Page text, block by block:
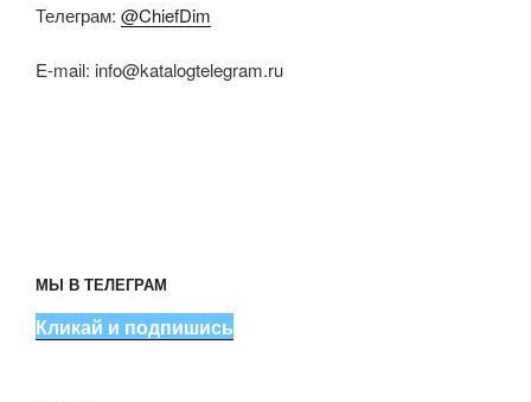
Телеграм: @ChiefDim
E-mail: info@katalogtelegram.ru
МЫ В ТЕЛЕГРАМ
Кликай и подпишись